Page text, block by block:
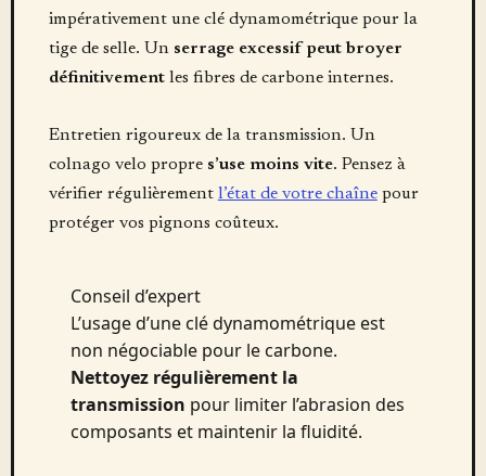
impérativement une clé dynamométrique pour la
tige de selle. Un serrage excessif peut broyer
définitivementles fibres de carbone internes.
Entretien rigoureux de la transmission. Un
colnago velo propre s’use moins vite. Pensez à
vérifier régulièrement l’état de votre chaînepour
protéger vos pignons coûteux.
Conseil d’expert
L’usage d’une clé dynamométrique est
non négociable pour le carbone.
Nettoyez régulièrement la
transmission pour limiter l’abrasion des
composants et maintenir la fluidité.